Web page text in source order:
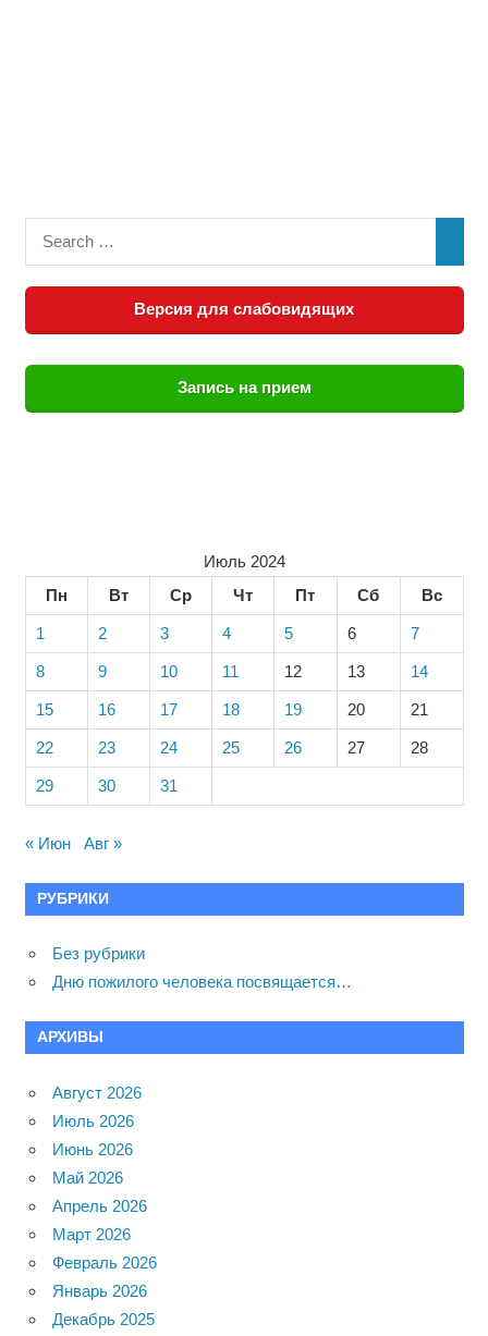
Версия для слабовидящих
Запись на прием
Июль 2024
Пн
Вт Ср Чт Пт Сб Вс
1 2 3 4 5 6 7
8 9 10 11 12 13 14
15 16 17 18 19 20 21
22 23 24 25 26 27 28
29 30 31
« Июн Авг »
РУБРИКИ
Без рубрики
Дню пожилого человека посвящается…
АРХИВЫ
Август 2026
Июль 2026
Июнь 2026
Май 2026
Апрель 2026
Март 2026
Февраль 2026
Январь 2026
Декабрь 2025